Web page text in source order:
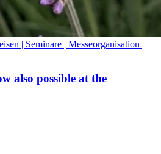
| Seminare | Messeorganisation |
also possible at the